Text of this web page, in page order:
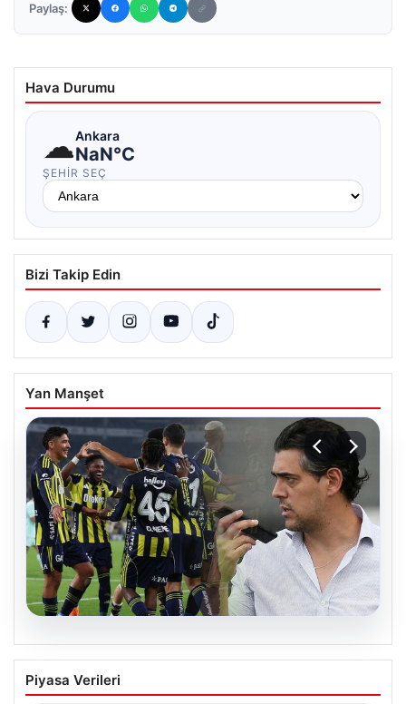
Paylaş:
Hava Durumu
☁Ankara
NaN°C
ŞEHIR SEÇ
Bizi Takip Edin
Yan Manşet
06.08.2026
Atletico Mineiro’dan Fenerbahçe’nin
orta sahasına sürpriz ilgi: Paulo Bracks
Piyasa Verileri